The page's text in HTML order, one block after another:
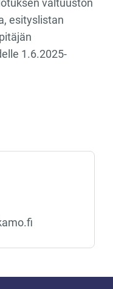
valtuuston
esityslistan
1.6.2025-